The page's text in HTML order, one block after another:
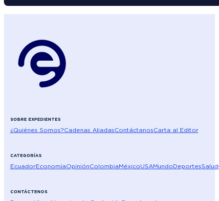
SOBRE EXPEDIENTES
¿Quiénes Somos?Cadenas AliadasContáctanosCarta al Editor
CATEGORÍAS
EcuadorEconomíaOpiniónColombiaMéxicoUSAMundoDeportesSalud
CONTÁCTENOS